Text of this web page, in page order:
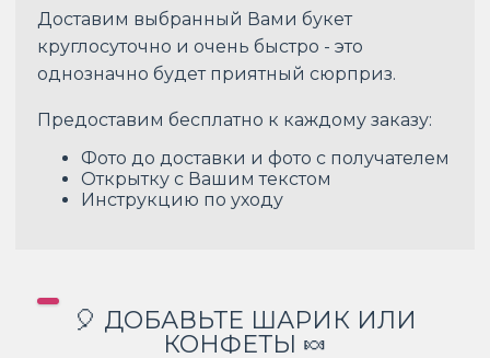
Доставим выбранный Вами букет
круглосуточно и очень быстро - это
однозначно будет приятный сюрприз.
Предоставим бесплатно к каждому заказу:
Фото до доставки и фото с получателем
Открытку с Вашим текстом
Инструкцию по уходу
🎈 ДОБАВЬТЕ ШАРИК ИЛИ
КОНФЕТЫ 🍬